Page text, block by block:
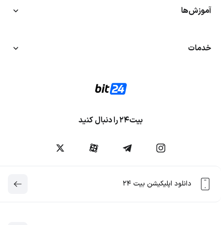
بیت۲۴ را دنبال کنید
خدمات
آموزش‌ها
دانلود اپلیکیشن بیت ۲۴